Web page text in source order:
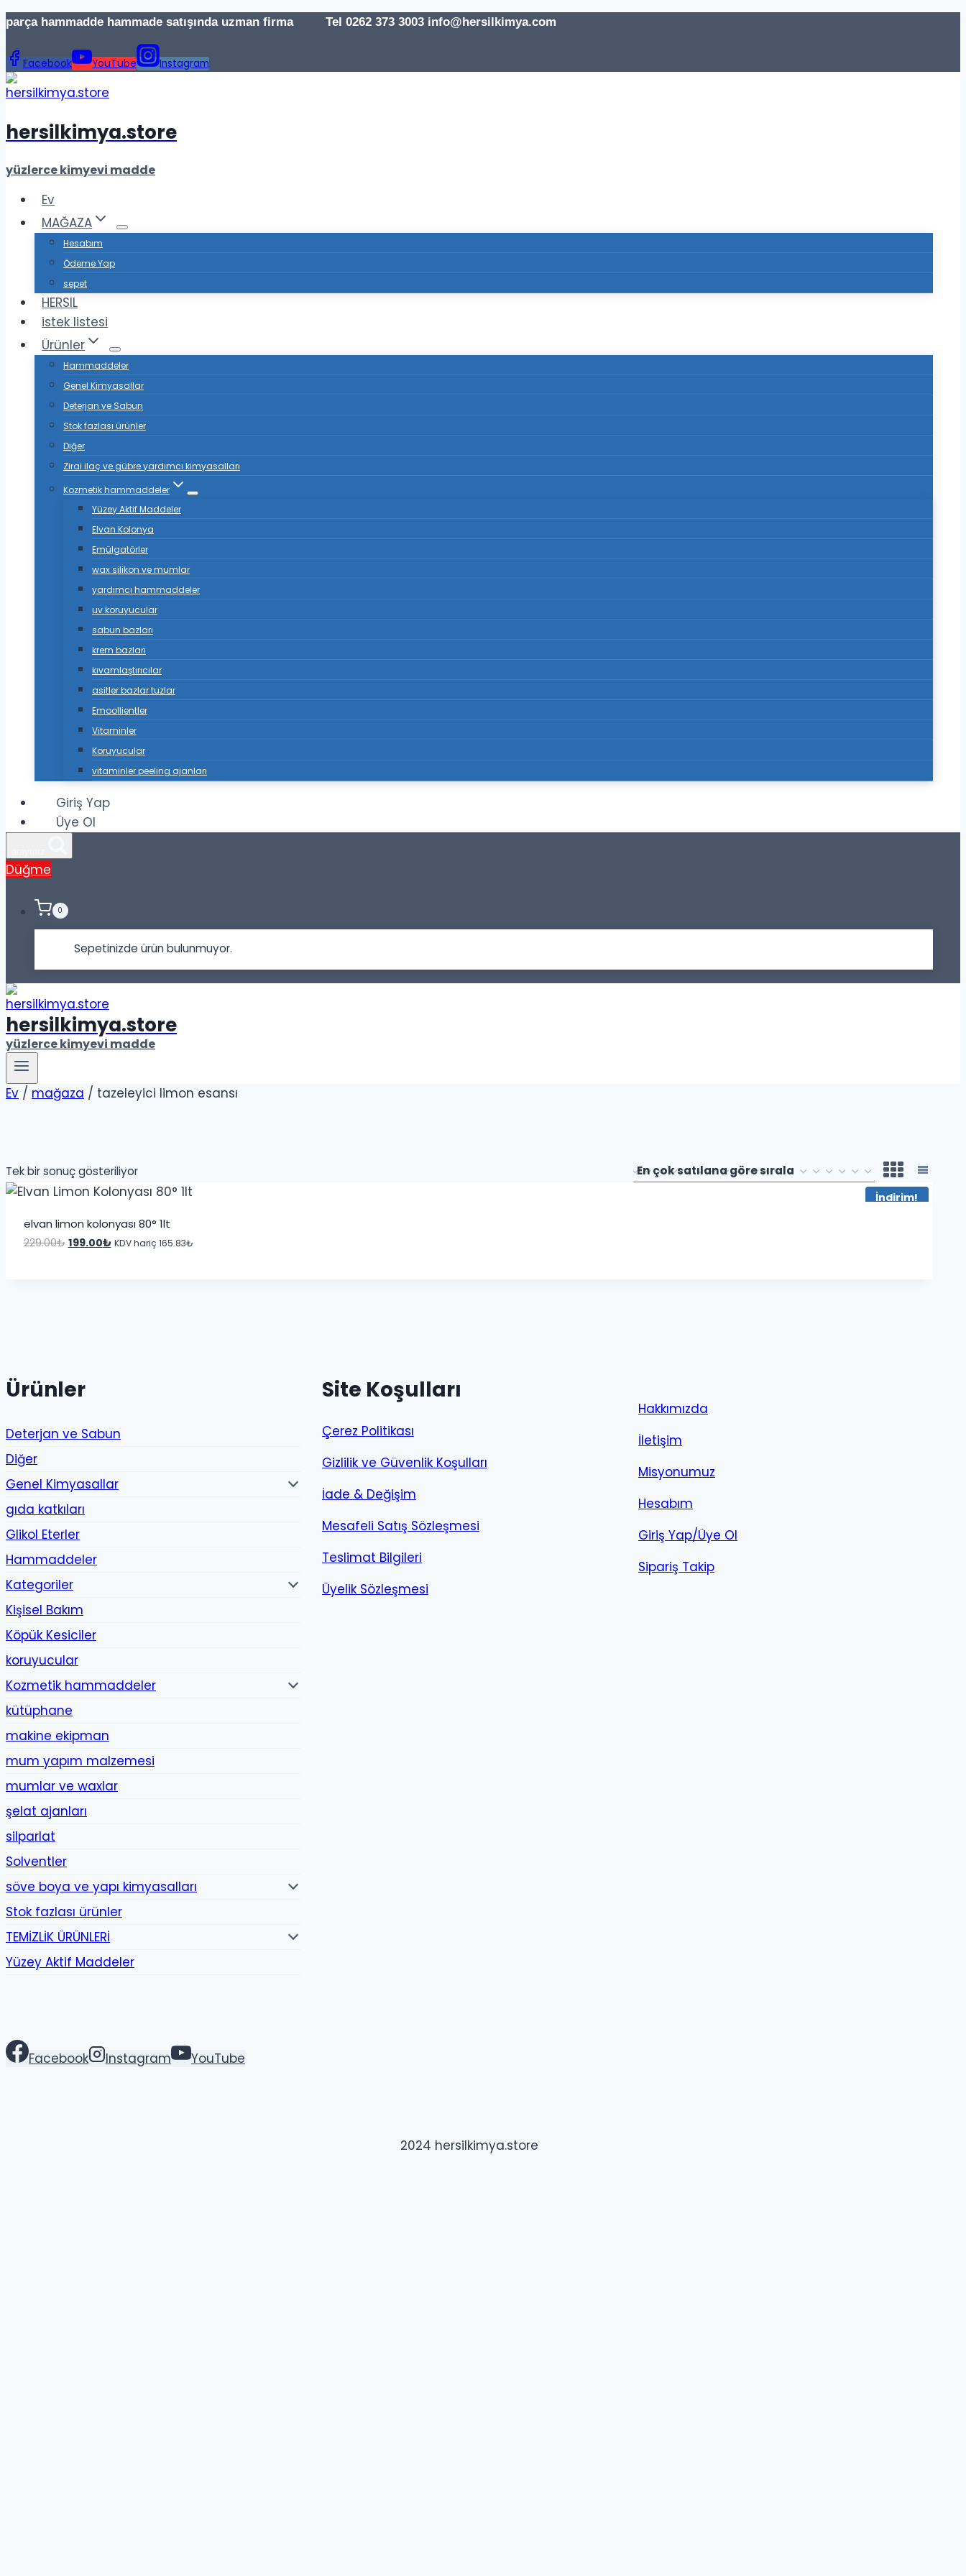
İçeriğe
parça hammadde hammade satışında uzman firma Tel 0262 373 3003 info@hersilkimya.com
Facebook YouTube Instagram
hersilkimya.store
yüzlerce kimyevi madde
Ev
MAĞAZA
Hesabım
Ödeme Yap
sepet
HERSIL
istek listesi
Ürünler
Hammaddeler
Genel Kimyasallar
Deterjan ve Sabun
Stok fazlası ürünler
Diğer
Zirai ilaç ve gübre yardımcı kimyasalları
Kozmetik hammaddeler
Yüzey Aktif Maddeler
Elvan Kolonya
Emülgatörler
wax silikon ve mumlar
yardımcı hammaddeler
uv koruyucular
sabun bazları
krem bazları
kıvamlaştırıcılar
asitler bazlar tuzlar
Emoollientler
Vitaminler
Koruyucular
vitaminler peeling ajanları
Giriş Yap
Üye Ol
Düğme
0
Sepetinizde ürün bulunmuyor.
hersilkimya.store
yüzlerce kimyevi madde
Ev / mağaza / tazeleyici limon esansı
Tek bir sonuç gösteriliyor
İndirim!
elvan limon kolonyası 80° 1lt
229.00₺ Orijinal
199.00₺Şu
KDV hariç 165.83₺
Ürünler
Deterjan ve Sabun
Diğer
Genel Kimyasallar
gıda katkıları
Glikol Eterler
Hammaddeler
Kategoriler
Kişisel Bakım
Köpük Kesiciler
koruyucular
Kozmetik hammaddeler
kütüphane
makine ekipman
mum yapım malzemesi
mumlar ve waxlar
şelat ajanları
silparlat
Solventler
söve boya ve yapı kimyasalları
Stok fazlası ürünler
TEMİZLİK ÜRÜNLERİ
Yüzey Aktif Maddeler
Site Koşulları
Çerez Politikası
Gizlilik ve Güvenlik Koşulları
İade & Değişim
Mesafeli Satış Sözleşmesi
Teslimat Bilgileri
Üyelik Sözleşmesi
Hakkımızda
İletişim
Misyonumuz
Hesabım
Giriş Yap/Üye Ol
Sipariş Takip
Facebook Instagram YouTube
2024 hersilkimya.store